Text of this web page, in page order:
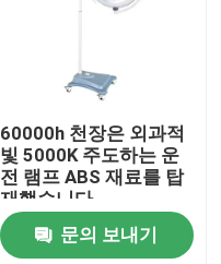
60000h 천장은 외과적
빛 5000K 주도하는 운
전 램프 ABS 재료를 탑
재했습니다
문의 보내기